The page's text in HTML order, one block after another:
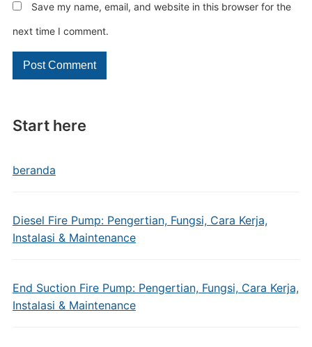
Start here
beranda
Diesel Fire Pump: Pengertian, Fungsi, Cara Kerja,
Instalasi & Maintenance
End Suction Fire Pump: Pengertian, Fungsi, Cara Kerja,
Instalasi & Maintenance
Save my name, email, and website in this browser for the
next time I comment.